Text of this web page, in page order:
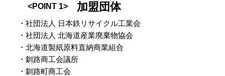
<POINT 1> 加盟団体
・社団法人 日本鉄リサイクル工業会
・社団法人 北海道産業廃棄物協会
・北海道製紙原料直納商業組合
・釧路商工会議所
・釧路町商工会